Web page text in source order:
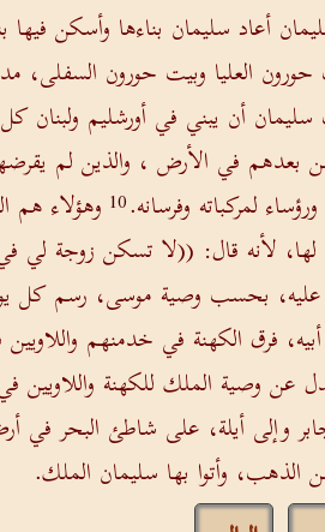
أعاد سليمان بناءها وأسكن فيها
حورون العليا وبيت حورون السفلى،
أن يبني في أورشليم ولبنان
بعدهم في الأرض ، والذين لم
لمركباته وفرسانه.10 وهؤلاء هم
لها، لأنه قال: ((لا تسكن زوجة
بحسب وصية موسى، رسم كل
فرق الكهنة في خدمنهم
عن وصية الملك للكهنة واللاويين
وإلى أيلة، على شاطئ البحر في
الذهب، وأتوا بها سليمان الملك.